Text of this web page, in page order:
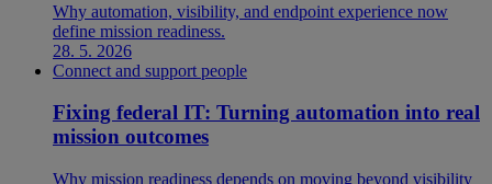
Why automation, visibility, and endpoint experience now
define mission readiness.
28. 5. 2026
Connect and support people
Fixing federal IT: Turning automation into real
mission outcomes
Why mission readiness depends on moving beyond visibility